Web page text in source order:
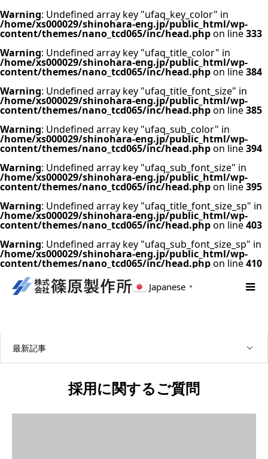
Warning: Undefined array key "ufaq_key_color" in
/home/xs000029/shinohara-eng.jp/public_html/wp-
content/themes/nano_tcd065/inc/head.phpon line333
Warning: Undefined array key "ufaq_title_color" in
/home/xs000029/shinohara-eng.jp/public_html/wp-
content/themes/nano_tcd065/inc/head.phpon line384
Warning: Undefined array key "ufaq_title_font_size" in
/home/xs000029/shinohara-eng.jp/public_html/wp-
content/themes/nano_tcd065/inc/head.phpon line385
Warning: Undefined array key "ufaq_sub_color" in
/home/xs000029/shinohara-eng.jp/public_html/wp-
content/themes/nano_tcd065/inc/head.phpon line394
Warning: Undefined array key "ufaq_sub_font_size" in
/home/xs000029/shinohara-eng.jp/public_html/wp-
content/themes/nano_tcd065/inc/head.phpon line395
Warning: Undefined array key "ufaq_title_font_size_sp" in
/home/xs000029/shinohara-eng.jp/public_html/wp-
content/themes/nano_tcd065/inc/head.phpon line403
Warning: Undefined array key "ufaq_sub_font_size_sp" in
/home/xs000029/shinohara-eng.jp/public_html/wp-
content/themes/nano_tcd065/inc/head.phpon line410
Japanese ▼
最新記事
採用に関するご質問